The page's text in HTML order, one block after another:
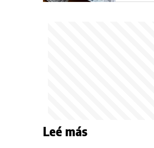
Leé más